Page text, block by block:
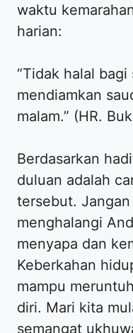
waktu
harian:
“Tidak halal
mendiamkan
malam.” (HR.
Berdasarkan
duluan adalah
tersebut.
menghalangi
menyapa dan
Keberkahan
mampu
diri. Mari kita
semangat